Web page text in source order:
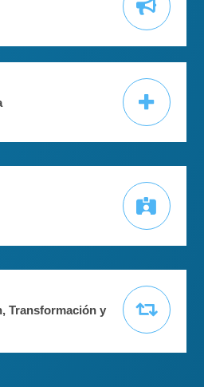
Transformación y